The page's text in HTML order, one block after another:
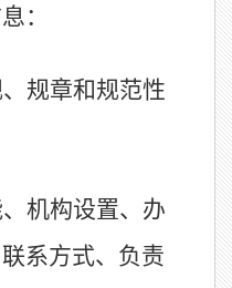
：
、规章和规范性
、机构设置、办
系方式、负责